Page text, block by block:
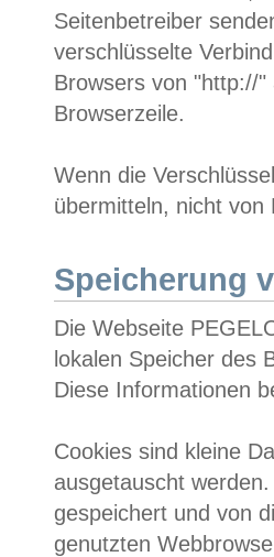
Seitenbetreiber
verschlüsselte
Browsers von "http://
Browserzeile.
Wenn die
übermitteln, nicht von
Speicherung
Die Webseite
lokalen Speicher des
Diese Informationen
Cookies sind kleine
ausgetauscht
gespeichert und von
genutzten